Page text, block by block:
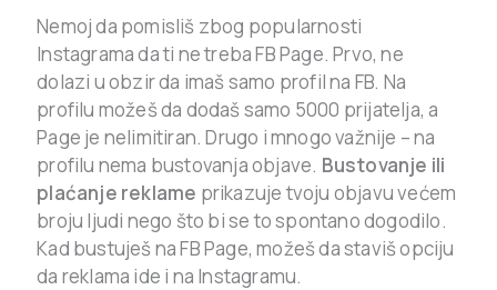
Nemoj da pomisliš zbog popularnosti
Instagrama da ti ne treba FB Page. Prvo, ne
dolazi u obzir da imaš samo profil na FB. Na
profilu možeš da dodaš samo 5000 prijatelja, a
Page je nelimitiran. Drugo i mnogo važnije – na
profilu nema bustovanja objave. Bustovanje ili
plaćanje reklame prikazuje tvoju objavu većem
broju ljudi nego što bi se to spontano dogodilo.
Kad bustuješ na FB Page, možeš da staviš opciju
da reklama ide i na Instagramu.